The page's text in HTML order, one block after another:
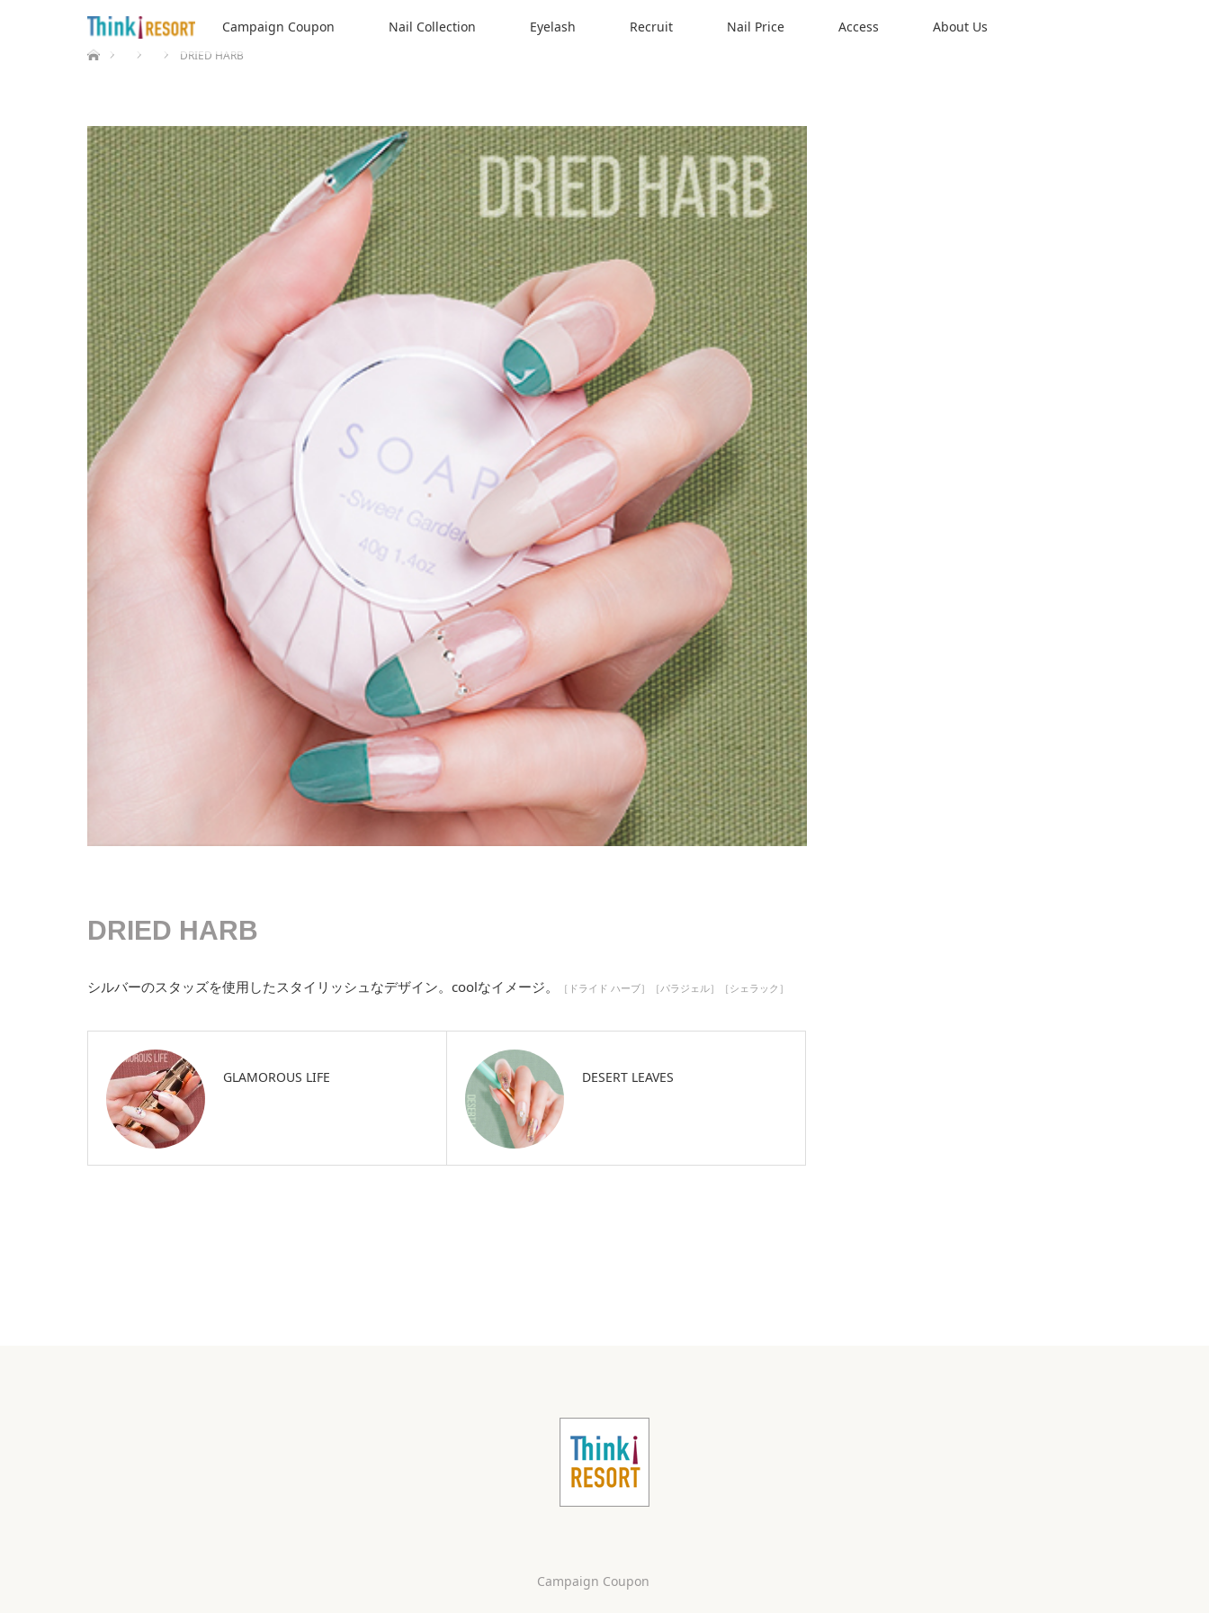
Campaign Coupon Nail Collection Eyelash Recruit Nail Price Access About Us
ホーム
DRIED HARB
DRIED HARB
シルバーのスタッズを使用したスタイリッシュなデザイン。coolなイメージ。 ［ドライド ハーブ］［パラジェル］［シェラック］
GLAMOROUS LIFE DESERT LEAVES
Campaign Coupon